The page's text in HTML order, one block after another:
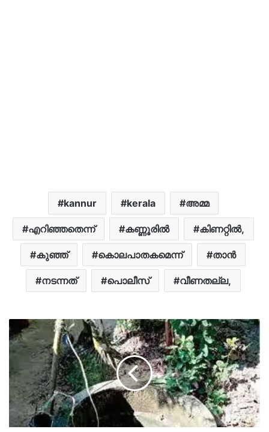
kannur kerala അമ്മ
എറിഞ്ഞതെന്ന് കണ്ണൂരില്‍ കിണറ്റിൽ,
കുഞ്ഞ് കൊലപാതകമെന്ന് താൻ
നടന്നത് പൊലീസ് വീണതല്ല,